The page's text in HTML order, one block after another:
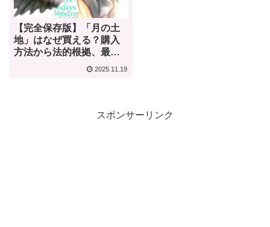
【完全保存版】「月の土
地」はなぜ買える？購入
方法から法的根拠、最高
のギフト活用術まで徹底
2025.11.19
スポンサーリンク